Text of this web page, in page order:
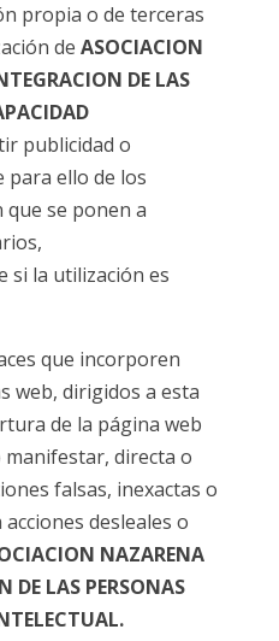
propia o de terceras
de ASOCIACION
DE LAS
publicidad o
para ello de los
se ponen a
si la utilización es
que incorporen
web, dirigidos a esta
de la página web
directa o
falsas, inexactas o
desleales o
NAZARENA
DE LAS PERSONAS
.